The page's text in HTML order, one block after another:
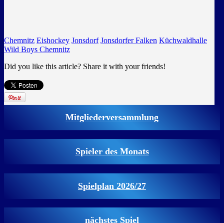
Chemnitz Eishockey Jonsdorf Jonsdorfer Falken Küchwaldhalle
Wild Boys Chemnitz
Did you like this article? Share it with your friends!
Mitgliederversammlung
Spieler des Monats
Spielplan 2026/27
nächstes Spiel